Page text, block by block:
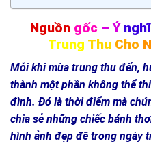
Nguồn gốc – Ý
Trung Thu Cho
Mỗi khi mùa trung thu đến,
thành một phần không thể
đình. Đó là thời điểm mà
chia sẻ những chiếc bánh
hình ảnh đẹp đẽ trong ngày